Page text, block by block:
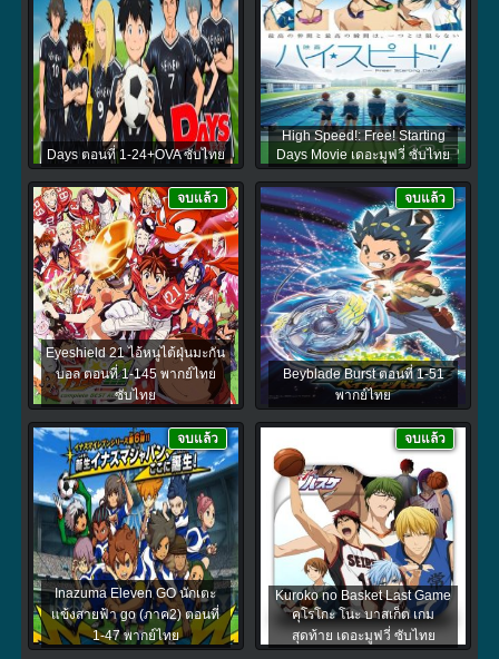
Days ตอนที่ 1-24+OVA ซับไทย
High Speed!: Free! Starting
Days Movie เดอะมูฟวี่ ซับไทย
Eyeshield 21 ไอ้หนูไต้ฝุ่นมะกัน
บอล ตอนที่ 1-145 พากย์ไทย
ซับไทย
จบแล้ว
Beyblade Burst ตอนที่ 1-51
พากย์ไทย
จบแล้ว
Inazuma Eleven GO นักเตะ
แข้งสายฟ้า go (ภาค2) ตอนที่
1-47 พากย์ไทย
จบแล้ว
Kuroko no Basket Last Game
คุโรโกะ โนะ บาสเก็ต เกม
สุดท้าย เดอะมูฟวี่ ซับไทย
จบแล้ว